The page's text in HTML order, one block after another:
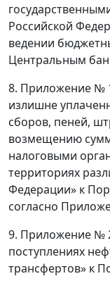
Российской
ведении
Центральным
8. Приложение №
излишне
сборов, пеней,
возмещению
налоговыми
территориях
Федерации» к
согласно
9. Приложение №
поступлениях
трансфертов» к